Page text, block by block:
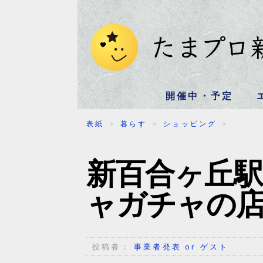
開催中・予定
表紙 ＞暮らす ＞ ショッピング ＞
新百合ヶ丘
ャガチャの
投稿者： 事業者発表 or ゲスト